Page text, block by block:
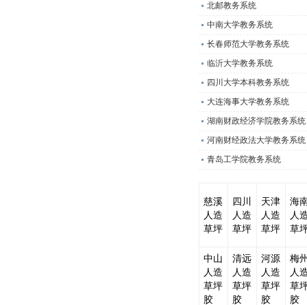
北邮教务系统
中南大学教务系统
长春师范大学教务系统
临沂大学教务系统
四川大学本科教务系统
大连海事大学教务系统
湖南财政经济学院教务系统
河南财经政法大学教务系统
青岛工学院教务系统
慈溪
人造
草坪
四川
人造
草坪
天津
人造
草坪
海
人
草
中山
人造
草坪
胶
清远
人造
草坪
胶
河源
人造
草坪
胶
梅
人
草
胶